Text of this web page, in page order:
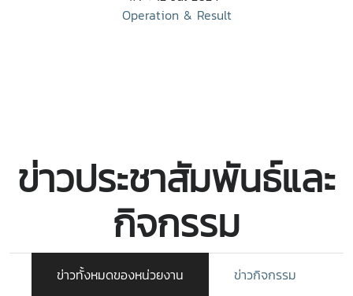
Operation & Result
ข่าวประชาสัมพันธ์และ
กิจกรรม
ข่าวทั้งหมดของหน่วยงาน ข่าวกิจกรรม